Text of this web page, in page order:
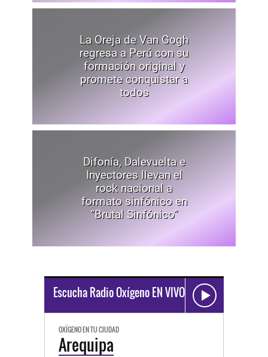
La Oreja de Van Gogh
regresa a Perú con su
formación original y
promete conquistar a
todos
Difonía, Dalevuelta e
Inyectores llevan el
rock nacional a
formato sinfónico en
“Brutal Sinfónico”
Escucha Radio Oxígeno EN VIVO
OXÍGENO EN TU CIUDAD
Arequipa